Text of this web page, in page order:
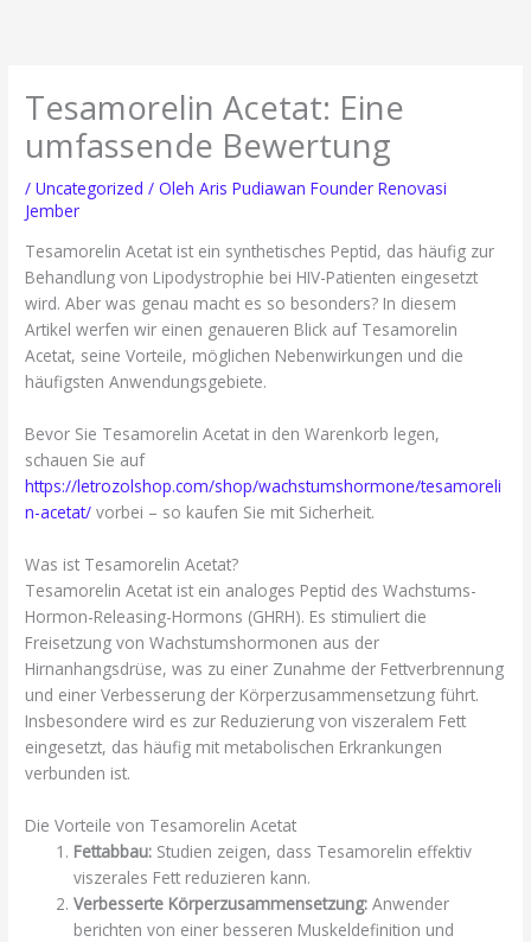
Tesamorelin Acetat: Eine
umfassende Bewertung
/Uncategorized / OlehAris Pudiawan Founder Renovasi
Jember
Tesamorelin Acetat ist ein synthetisches Peptid, das häufig zur
Behandlung von Lipodystrophie bei HIV-Patienten eingesetzt
wird. Aber was genau macht es so besonders? In diesem
Artikel werfen wir einen genaueren Blick auf Tesamorelin
Acetat, seine Vorteile, möglichen Nebenwirkungen und die
häufigsten Anwendungsgebiete.
Bevor Sie Tesamorelin Acetat in den Warenkorb legen,
schauen Sie auf
https://letrozolshop.com/shop/wachstumshormone/tesamoreli
n-acetat/ vorbei – so kaufen Sie mit Sicherheit.
Was ist Tesamorelin Acetat?
Tesamorelin Acetat ist ein analoges Peptid des Wachstums-
Hormon-Releasing-Hormons (GHRH). Es stimuliert die
Freisetzung von Wachstumshormonen aus der
Hirnanhangsdrüse, was zu einer Zunahme der Fettverbrennung
und einer Verbesserung der Körperzusammensetzung führt.
Insbesondere wird es zur Reduzierung von viszeralem Fett
eingesetzt, das häufig mit metabolischen Erkrankungen
verbunden ist.
Die Vorteile von Tesamorelin Acetat
Fettabbau: Studien zeigen, dass Tesamorelin effektiv
viszerales Fett reduzieren kann.
Verbesserte Körperzusammensetzung: Anwender
berichten von einer besseren Muskeldefinition und